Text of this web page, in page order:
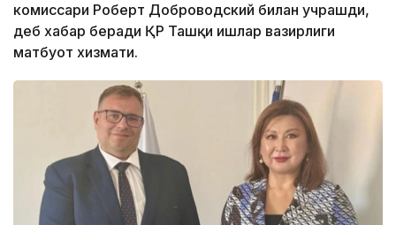
комиссари Роберт Доброводский билан учрашди,
деб хабар беради ҚР Ташқи ишлар вазирлиги
матбуот хизмати.